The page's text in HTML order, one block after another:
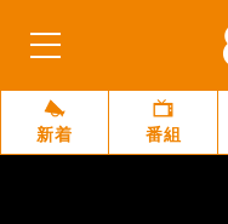
新着 番組